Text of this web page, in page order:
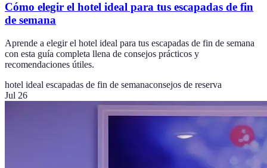
Cómo elegir el hotel ideal para tus escapadas de fin
de semana
Aprende a elegir el hotel ideal para tus escapadas de fin de semana
con esta guía completa llena de consejos prácticos y
recomendaciones útiles.
hotel ideal escapadas de fin de semanaconsejos de reserva
Jul 26